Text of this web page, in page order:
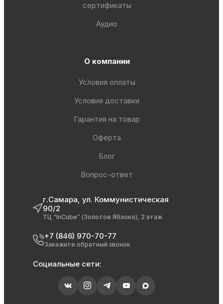
сертификаты
Аудио
О компании
Условия оплаты
Условия доставки
Гарантия на товар
Оферта
Блог
Вопрос-ответ
г.Самара, ул. Коммунистическая
90/2
ТЦ “InCube” (Золотое Яблоко), 2 этаж
+7 (846) 970-70-77
Закажите обратный звонок
Социальные сети: